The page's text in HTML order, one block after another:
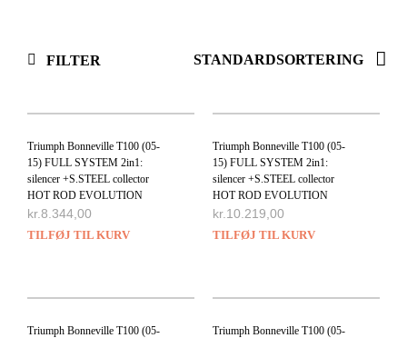
FILTER
Triumph Bonneville T100 (05-
15) FULL SYSTEM 2in1:
silencer +S.STEEL collector
HOT ROD EVOLUTION
kr.8.344,00
TILFØJ TIL KURV
Triumph Bonneville T100 (05-
15) FULL SYSTEM 2in1:
silencer +S.STEEL collector
HOT ROD EVOLUTION
kr. 10.219,00
TILFØJ TIL KURV
Triumph Bonneville T100 (05-
Triumph Bonneville T100 (05-